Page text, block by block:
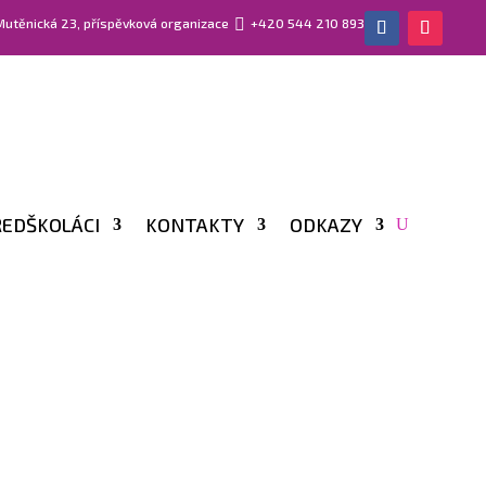
23, příspěvková organizace  +420 544 210 893
KONTAKTY ODKAZY